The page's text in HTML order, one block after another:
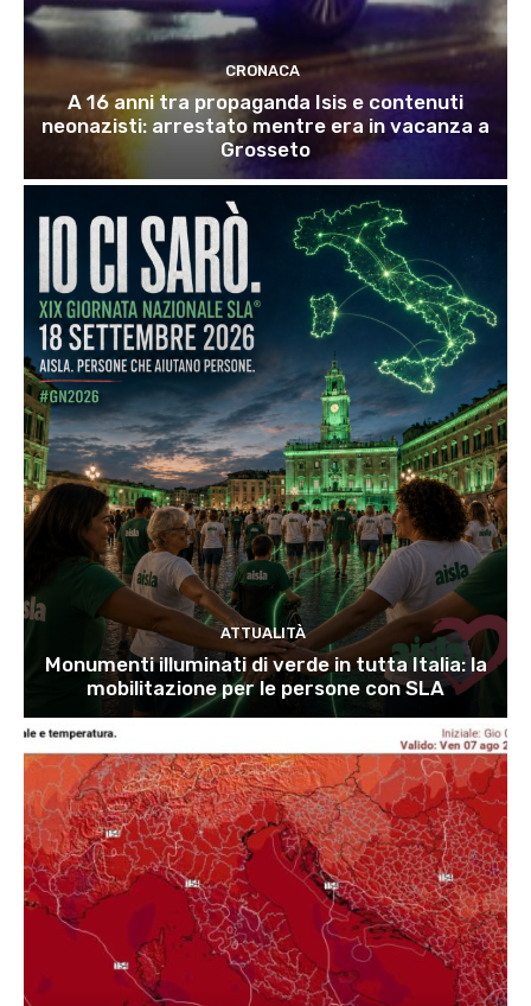
CRONACA
A 16 anni tra propaganda Isis e contenuti
neonazisti: arrestato mentre era in vacanza a
Grosseto
ATTUALITÀ
Monumenti illuminati di verde in tutta Italia: la
mobilitazione per le persone con SLA